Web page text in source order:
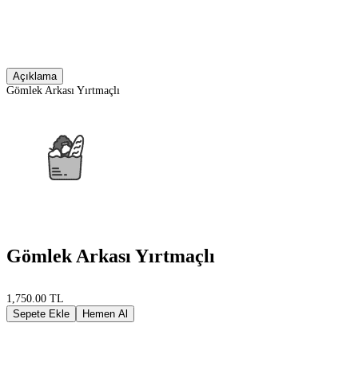
Açıklama
Gömlek Arkası Yırtmaçlı
Gömlek Arkası Yırtmaçlı
1,750.00 TL
Sepete Ekle
Hemen Al